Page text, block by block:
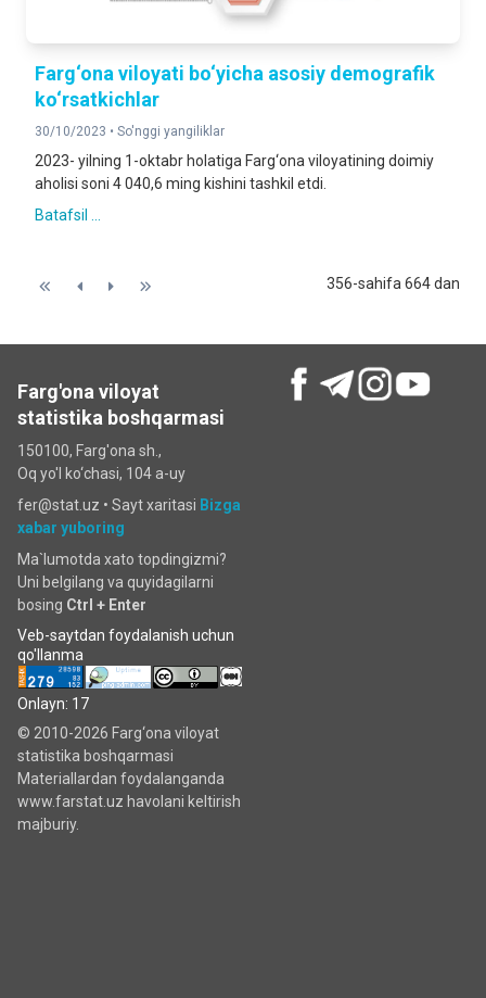
Farg‘ona viloyati bo‘yicha asosiy demografik
ko‘rsatkichlar
30/10/2023 • So'nggi yangiliklar
2023- yilning 1-oktabr holatiga Farg‘ona viloyatining doimiy
aholisi soni 4 040,6 ming kishini tashkil etdi.
Batafsil ...
356-sahifa 664 dan
Farg'ona viloyat
statistika boshqarmasi
150100, Farg'ona sh.,
Oq yo'l ko‘chаsi, 104 a-uy
fer@stat.uz • Sayt xaritasi Bizga
xabar yuboring
Ma`lumotda xato topdingizmi?
Uni belgilang va quyidagilarni
bosing Ctrl + Enter
Veb-saytdan foydalanish uchun
qo'llanma
Onlayn: 17
© 2010-2026 Farg‘ona viloyat
statistika boshqarmasi
Materiallardan foydalanganda
www.farstat.uz havolani keltirish
majburiy.